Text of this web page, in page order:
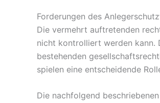
Forderungen des
Die vermehrt auftretenden
nicht kontrolliert werden kann.
bestehenden
spielen eine entscheidende
Die nachfolgend